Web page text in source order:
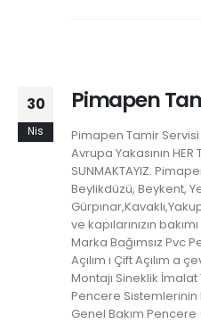
30
Nis
Pimapen
Pimapen Tamir Servisi
Avrupa Yakasının HER
SUNMAKTAYIZ.
Beylikdüzü, Beykent,
ve kapılarınızın
Marka Bağımsız Pvc
Açılım ı Çift Açılım a
Montajı Sineklik İmalat
Pencere Sistemlerinin
Genel Bakım Pencere